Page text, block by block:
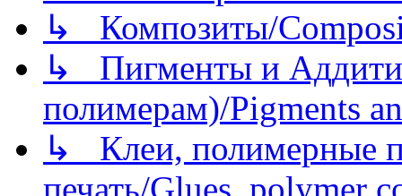
↳ Композиты/
↳ Пигменты и
полимерам)/Pigments
↳ Клеи, полимерные